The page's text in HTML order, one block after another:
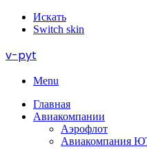
Искать
Switch skin
v-pyt
Menu
Главная
Авиакомпании
Аэрофлот
Авиакомпания